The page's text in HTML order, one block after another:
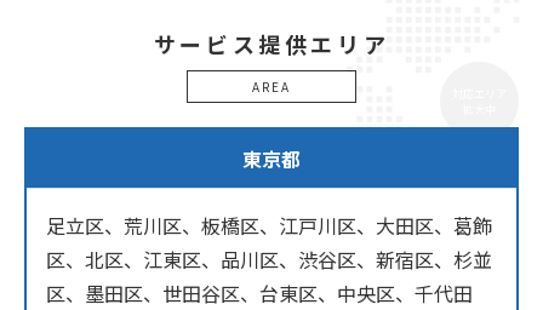
サービス提供エリア
AREA
東京都
足立区、荒川区、板橋区、江戸川区、大田区、葛飾
区、北区、江東区、品川区、渋谷区、新宿区、杉並
区、墨田区、世田谷区、台東区、中央区、千代田